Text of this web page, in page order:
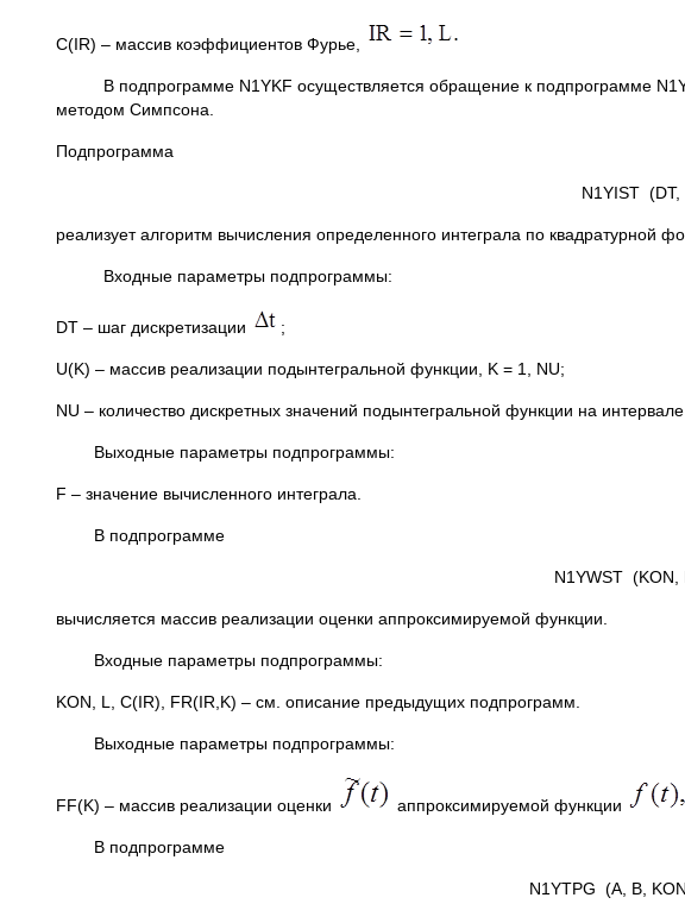
C(IR) – массив коэффициентов Фурье,
В подпрограмме N1YKF осуществляется обращение к подпрограмме
методом Симпсона.
Подпрограмма
N1YIST (DT,
реализует алгоритм вычисления определенного интеграла по квадратурной
Входные параметры подпрограммы:
DT – шаг дискретизации ;
U(K) – массив реализации подынтегральной функции, K = 1, NU;
NU – количество дискретных значений подынтегральной функции на интервале
Выходные параметры подпрограммы:
F – значение вычисленного интеграла.
В подпрограмме
N1YWST (KON,
вычисляется массив реализации оценки аппроксимируемой функции.
Входные параметры подпрограммы:
KON, L, C(IR), FR(IR,K) – см. описание предыдущих подпрограмм.
Выходные параметры подпрограммы:
FF(K) – массив реализации оценки аппроксимируемой функции
В подпрограмме
N1YTPG (A, B,